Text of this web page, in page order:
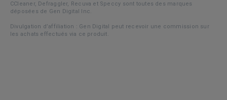
CCleaner, Defraggler, Recuva et Speccy sont toutes des marques
déposées de Gen Digital Inc.
Divulgation d’affiliation : Gen Digital peut recevoir une commission sur
les achats effectués via ce produit.